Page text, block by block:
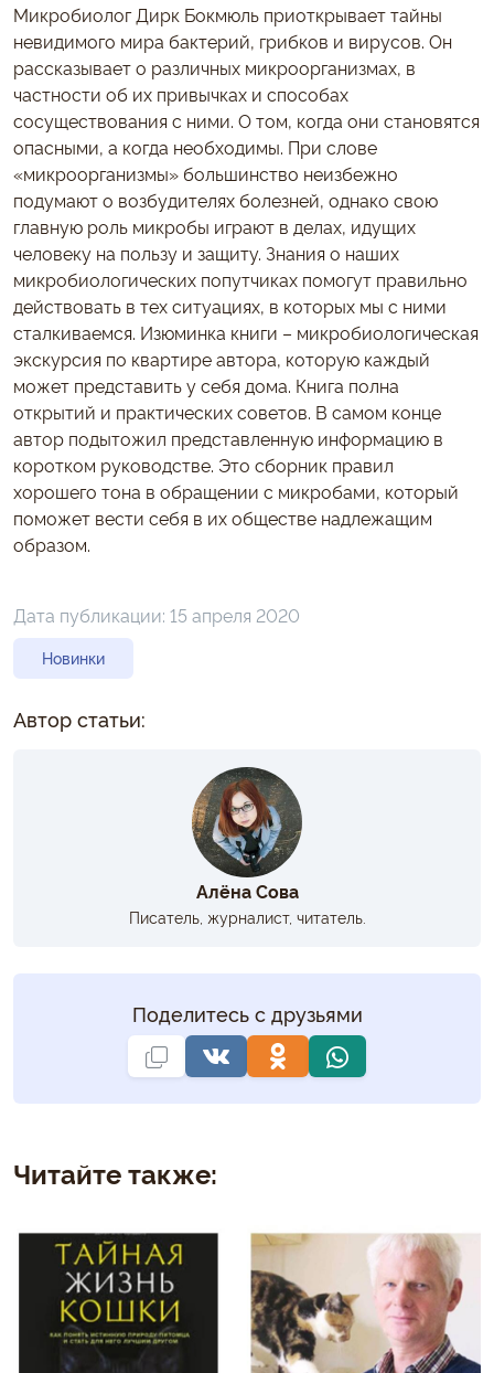
Микробиолог Дирк Бокмюль приоткрывает тайны
невидимого мира бактерий, грибков и вирусов. Он
рассказывает о различных микроорганизмах, в
частности об их привычках и способах
сосуществования с ними. О том, когда они становятся
опасными, а когда необходимы. При слове
«микроорганизмы» большинство неизбежно
подумают о возбудителях болезней, однако свою
главную роль микробы играют в делах, идущих
человеку на пользу и защиту. Знания о наших
микробиологических попутчиках помогут правильно
действовать в тех ситуациях, в которых мы с ними
сталкиваемся. Изюминка книги – микробиологическая
экскурсия по квартире автора, которую каждый
может представить у себя дома. Книга полна
открытий и практических советов. В самом конце
автор подытожил представленную информацию в
коротком руководстве. Это сборник правил
хорошего тона в обращении с микробами, который
поможет вести себя в их обществе надлежащим
образом.
Дата публикации: 15 апреля 2020
Новинки
Автор статьи:
Алёна Сова
Писатель, журналист, читатель.
Поделитесь с друзьями
Читайте также: